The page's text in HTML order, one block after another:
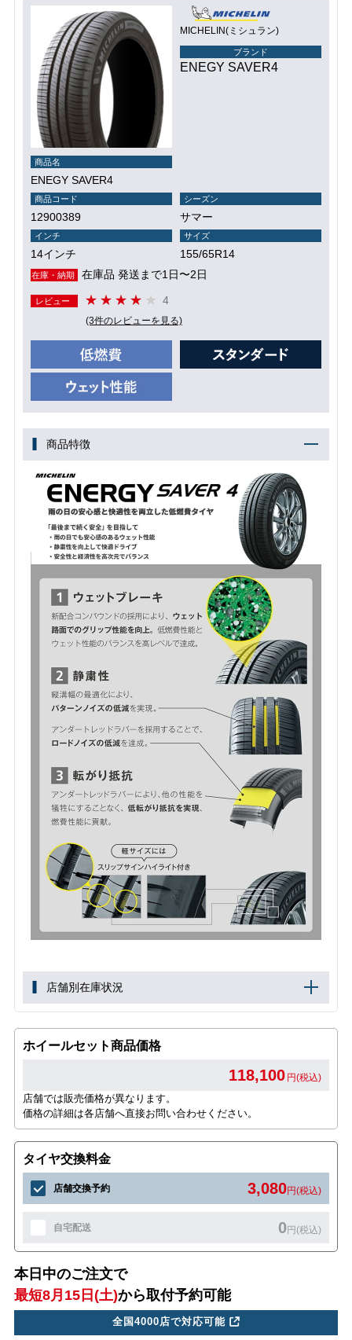
MICHELIN(ミシュラン)
ブランド
ENEGY SAVER4
商品名
ENEGY SAVER4
商品コード
12900389
シーズン
サマー
インチ
14インチ
サイズ
155/65R14
在庫・納期 在庫品 発送まで1日〜2日
レビュー 4
(3件のレビューを見る)
商品特徴
店舗別在庫状況
ホイールセット商品価格
118,100 円(税込)
店舗では販売価格が異なります。
価格の詳細は各店舗へ直接お問い合わせください。
タイヤ交換料金
店舗交換予約 3,080円(税込)
自宅配送 0円(税込)
本日中のご注文で
最短8月15日(土)から取付予約可能
全国4000店で対応可能